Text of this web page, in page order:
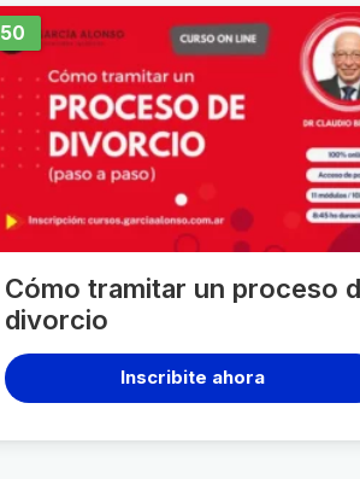
50
Cómo tramitar un proceso
divorcio
Inscribite ahora